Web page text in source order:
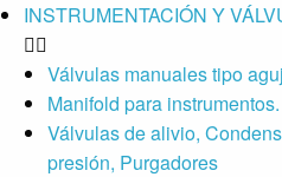
INSTRUMENTACIÓN Y
Válvulas manuales tipo
Manifold para instrumentos.
Válvulas de alivio,
presión, Purgadores